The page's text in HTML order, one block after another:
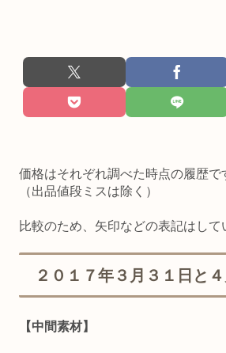
価格はそれぞれ調べた時点の履歴で
（出品値段ミスは除く）
比較のため、矢印などの表記はして
２０１７年３月３１日と
【中間素材】